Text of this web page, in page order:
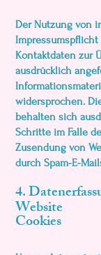
Der Nutzung von
Kontaktdaten zur
ausdrücklich
widersprochen.
behalten sich
Schritte im Falle
Zusendung von
durch Spam-E-
4.
Website
Cookies